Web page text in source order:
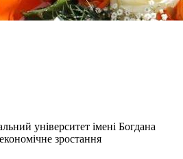
університет імені Богдана
зростання